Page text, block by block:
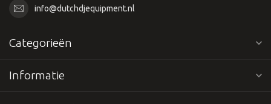
info@dutchdjequipment.nl
Categorieën
Informatie